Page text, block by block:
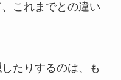
これまでとの違い
たりするのは、も